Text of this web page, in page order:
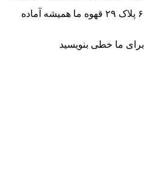
قهوه ما همیشه آماده
برای ما خطی بنویسید